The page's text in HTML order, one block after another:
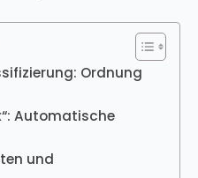
Ordnung
Automatische
und